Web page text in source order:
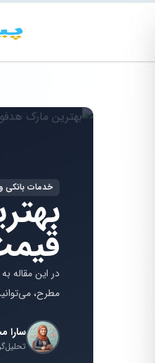
خدمات بانکی
در این مقاله
مطرح،
سارا